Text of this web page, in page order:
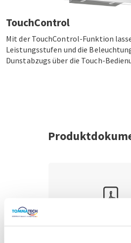
TouchControl
Mit der TouchControl-Funktion
Leistungsstufen und die
Dunstabzugs über die Touch-